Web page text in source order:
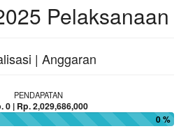
Pelaksanaan
| Anggaran
PENDAPATAN
0 | Rp. 2,029,686,000
0 %